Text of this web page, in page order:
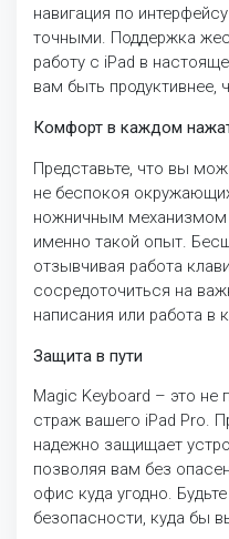
навигация по
точными. Поддержка
работу с iPad в
вам быть продуктивнее,
Комфорт в каждом
Представьте, что вы
не беспокоя
ножничным
именно такой опыт.
отзывчивая работа
сосредоточиться на
написания или работа в
Защита в пути
Magic Keyboard – это не
страж вашего iPad Pro.
надежно защищает
позволяя вам без
офис куда угодно.
безопасности, куда бы